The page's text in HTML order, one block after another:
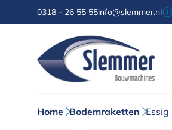
0318 - 26 55 55info@slemmer.nl
Home Bodemraketten